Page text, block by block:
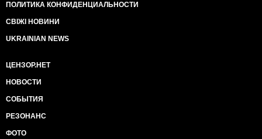
ПОЛИТИКА КОНФИДЕНЦИАЛЬНОСТИ
СВІЖІ НОВИНИ
UKRAINIAN NEWS
ЦЕНЗОР.НЕТ
НОВОСТИ
СОБЫТИЯ
РЕЗОНАНС
ФОТО